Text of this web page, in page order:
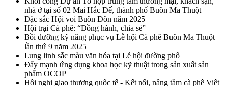
nhà ở tại số 02 Mai Hắc Đế, thành phố Buôn Ma Thuột
Đặc sắc Hội voi Buôn Đôn năm 2025
Hội trại Cà phê: “Đồng hành, chia sẻ”
Bồi dưỡng kỹ năng phục vụ Lễ hội Cà phê Buôn Ma Thuột
lần thứ 9 năm 2025
Lung linh sắc màu văn hóa tại Lễ hội đường phố
Đẩy mạnh ứng dụng khoa học kỹ thuật trong sản xuất sản
phẩm OCOP
Hội nghị giao thương quốc tế - Kết nối, nâng tầm cà phê Việt